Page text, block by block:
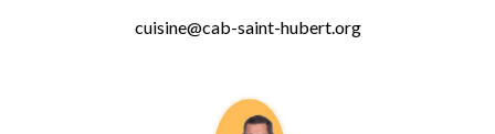
cuisine@cab-saint-hubert.org